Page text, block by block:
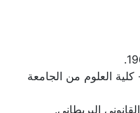
العلوم من الجامعة
البريطاني.